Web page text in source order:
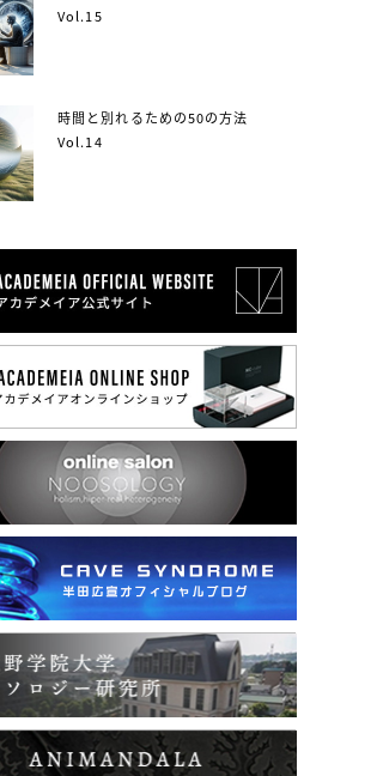
Vol.15
時間と別れるための50の方法
Vol.14